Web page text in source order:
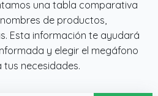
una tabla comparativa
de productos,
Esta información te ayudará
y elegir el megáfono
necesidades.